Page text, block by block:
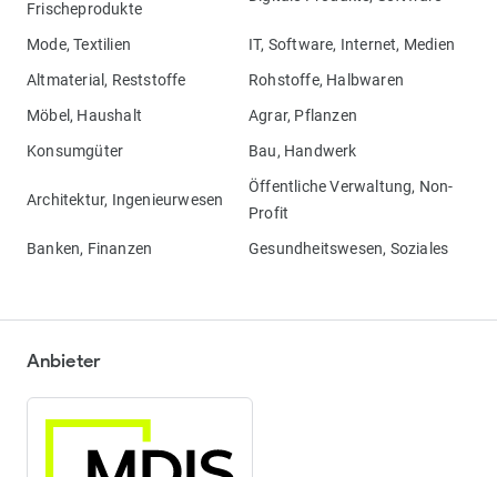
Frischeprodukte
Mode, Textilien
IT, Software, Internet, Medien
Altmaterial, Reststoffe
Rohstoffe, Halbwaren
Möbel, Haushalt
Agrar, Pflanzen
Konsumgüter
Bau, Handwerk
Architektur, Ingenieurwesen
Öffentliche Verwaltung, Non-
Profit
Banken, Finanzen
Gesundheitswesen, Soziales
Anbieter